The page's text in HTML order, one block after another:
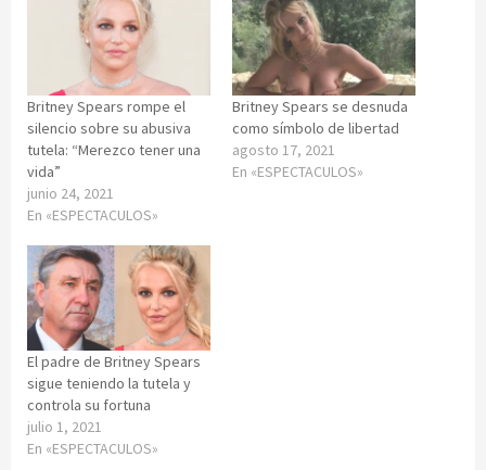
Britney Spears rompe el
silencio sobre su abusiva
tutela: “Merezco tener una
vida”
junio 24, 2021
En «ESPECTACULOS»
Britney Spears se desnuda
como símbolo de libertad
agosto 17, 2021
En «ESPECTACULOS»
El padre de Britney Spears
sigue teniendo la tutela y
controla su fortuna
julio 1, 2021
En «ESPECTACULOS»